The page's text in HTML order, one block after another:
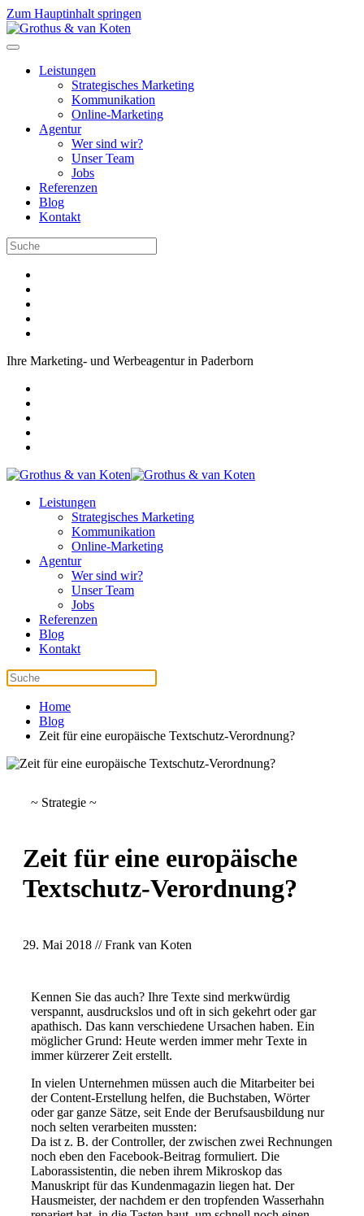
Zum Hauptinhalt springen
Leistungen
Strategisches Marketing
Kommunikation
Online-Marketing
Agentur
Wer sind wir?
Unser Team
Jobs
Referenzen
Blog
Kontakt
Ihre Marketing- und Werbeagentur in Paderborn
Leistungen
Strategisches Marketing
Kommunikation
Online-Marketing
Agentur
Wer sind wir?
Unser Team
Jobs
Referenzen
Blog
Kontakt
Home
Blog
Zeit für eine europäische Textschutz-Verordnung?
~ Strategie ~
Zeit für eine europäische
Textschutz-Verordnung?
29. Mai 2018 // Frank van Koten
Kennen Sie das auch? Ihre Texte sind merkwürdig
verspannt, ausdruckslos und oft in sich gekehrt oder gar
apathisch. Das kann verschiedene Ursachen haben. Ein
möglicher Grund: Heute werden immer mehr Texte in
immer kürzerer Zeit erstellt.
In vielen Unternehmen müssen auch die Mitarbeiter bei
der Content-Erstellung helfen, die Buchstaben, Wörter
oder gar ganze Sätze, seit Ende der Berufsausbildung nur
noch selten verarbeiten mussten:
Da ist z. B. der Controller, der zwischen zwei Rechnungen
noch eben den Facebook-Beitrag formuliert. Die
Laborassistentin, die neben ihrem Mikroskop das
Manuskript für das Kundenmagazin liegen hat. Der
Hausmeister, der nachdem er den tropfenden Wasserhahn